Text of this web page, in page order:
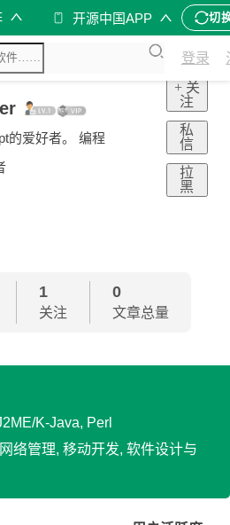
开源中国APP 切
登录
的爱好者。 编程
+ 关
注
私
信
拉
黑
1
关注
0
文章总量
K-Java, Perl
络管理, 移动开发, 软件设计与